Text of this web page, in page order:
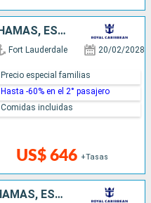
ISLAS CAIMÁN, JAMAICA, BAHAMAS, ESTADOS UNIDOS
Fort Lauderdale 20/02/2028
US$ 646 +Tasas
Precio especial familias
Hasta -60% en el 2° pasajero
Comidas incluidas
MÉXICO, JAMAICA, HAITI, BAHAMAS, ESTADOS UNIDOS